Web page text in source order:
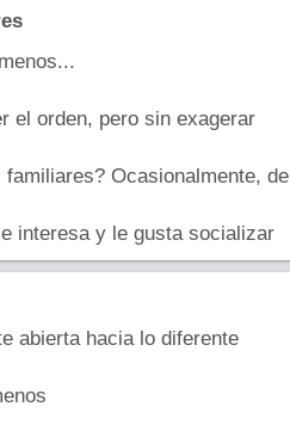
el orden, pero sin exagerar
familiares? Ocasionalmente, de
interesa y le gusta socializar
abierta hacia lo diferente